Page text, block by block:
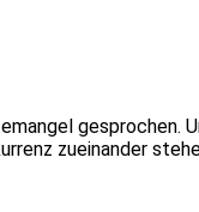
gesprochen.
zueinander